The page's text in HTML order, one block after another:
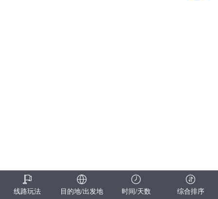
线路玩法 目的地/出发地 时间/天数 综合排序